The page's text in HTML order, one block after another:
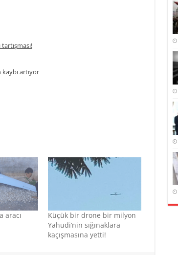
artıyor
aracı
Küçük bir drone bir milyon
Yahudi’nin sığınaklara
kaçışmasına yetti!